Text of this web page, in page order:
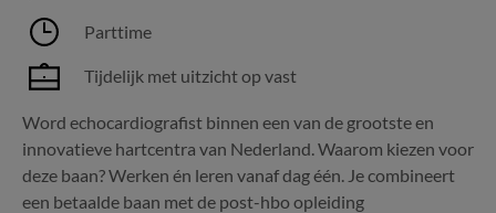
Parttime
Tijdelijk met uitzicht op vast
Word echocardiografist binnen een van de grootste en
innovatieve hartcentra van Nederland. Waarom kiezen voor
deze baan? Werken én leren vanaf dag één. Je combineert
een betaalde baan met de post-hbo opleiding